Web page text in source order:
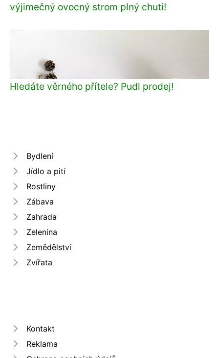
výjimečný ovocný strom plný chuti!
Hledáte věrného přítele? Pudl prodej!
Bydlení
Jídlo a pití
Rostliny
Zábava
Zahrada
Zelenina
Zemědělství
Zvířata
Kontakt
Reklama